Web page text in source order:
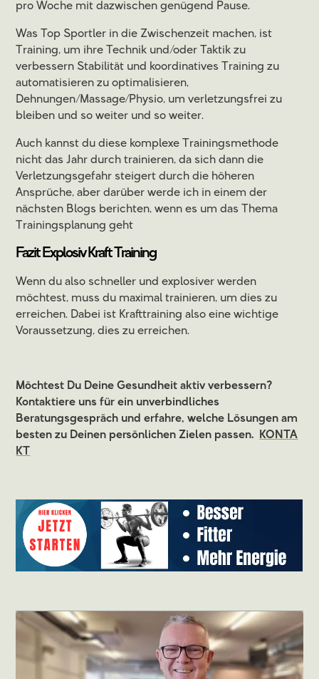
pro Woche mit dazwischen genügend Pause.
Was Top Sportler in die Zwischenzeit machen, ist
Training, um ihre Technik und/oder Taktik zu
verbessern Stabilität und koordinatives Training zu
automatisieren zu optimalisieren,
Dehnungen/Massage/Physio, um verletzungsfrei zu
bleiben und so weiter und so weiter.
Auch kannst du diese komplexe Trainingsmethode
nicht das Jahr durch trainieren, da sich dann die
Verletzungsgefahr steigert durch die höheren
Ansprüche, aber darüber werde ich in einem der
nächsten Blogs berichten, wenn es um das Thema
Trainingsplanung geht
Fazit Explosiv Kraft Training
Wenn du also schneller und explosiver werden
möchtest, muss du maximal trainieren, um dies zu
erreichen. Dabei ist Krafttraining also eine wichtige
Voraussetzung, dies zu erreichen.
Möchtest Du Deine Gesundheit aktiv verbessern?
Kontaktiere uns für ein unverbindliches
Beratungsgespräch und erfahre, welche Lösungen am
besten zu Deinen persönlichen Zielen passen. KONTA
KT